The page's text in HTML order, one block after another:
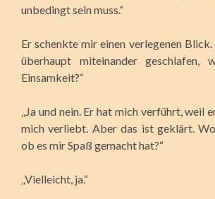
unbedingt sein muss.“
Er schenkte mir einen verlegenen
überhaupt miteinander geschlafen,
Einsamkeit?“
„Ja und nein. Er hat mich verführt, weil
mich verliebt. Aber das ist geklärt.
ob es mir Spaß gemacht hat?“
„Vielleicht, ja.“